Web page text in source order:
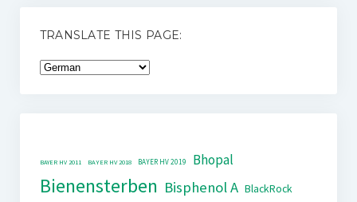
TRANSLATE THIS PAGE:
BAYER HV 2011 BAYER HV 2018 BAYER HV 2019 Bhopal
Bienensterben Bisphenol A BlackRock